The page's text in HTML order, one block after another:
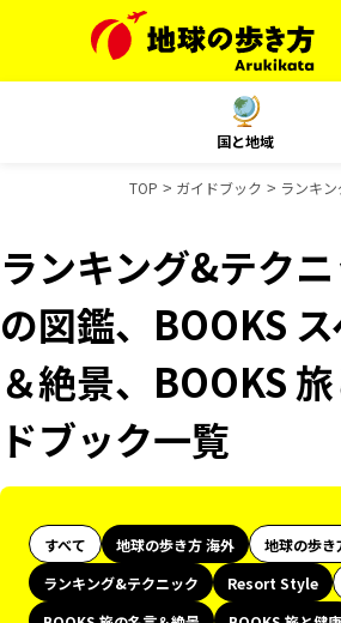
国と地域
TOP ガイドブック ランキ
ランキング&テク
の図鑑、BOOKS
＆絶景、BOOKS
ドブック一覧
すべて 地球の歩き方 海外 地球の歩き
ランキング&テクニック
Resort Style